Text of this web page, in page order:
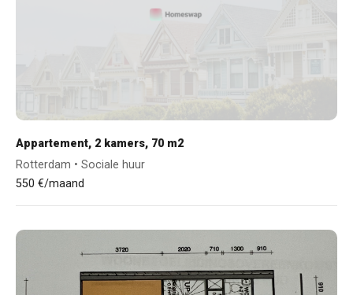
Appartement, 2 kamers, 70 m2
Rotterdam • Sociale huur
550 €/maand